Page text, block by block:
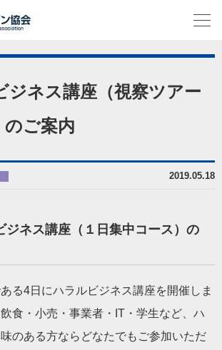
ジネス講座（視察ツアー
のご案内
2019.05.18
ジネス講座（１日集中コース）の
る4日にハラルビジネス講座を開催しま
食・小売・事業者・IT・学生など、ハ
のある方ならどなたでもご参加いただ